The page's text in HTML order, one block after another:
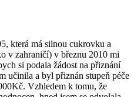
která má silnou cukrovku a
v zahraničí) v březnu 2010 mi
si podala žádost na přiznání
učinila a byl přiznán stupeň péče
Vzhledem k tomu, že